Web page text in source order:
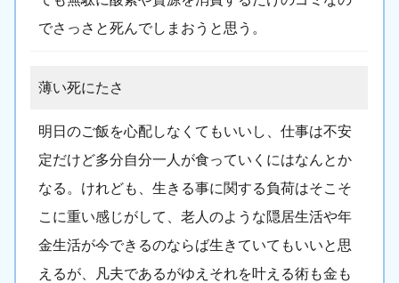
でさっさと死んでしまおうと思う。
薄い死にたさ
明日のご飯を心配しなくてもいいし、仕事は不安
定だけど多分自分一人が食っていくにはなんとか
なる。けれども、生きる事に関する負荷はそこそ
こに重い感じがして、老人のような隠居生活や年
金生活が今できるのならば生きていてもいいと思
えるが、凡夫であるがゆえそれを叶える術も金も